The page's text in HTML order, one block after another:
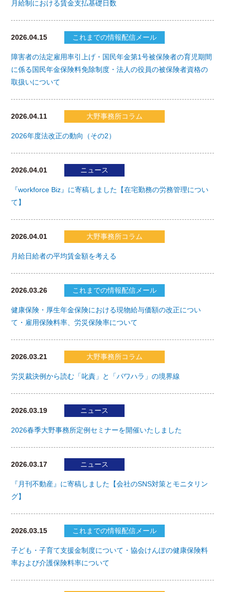
月給制における賃金支払基礎日数
2026.04.15 これまでの情報配信メール
障害者の法定雇用率引上げ・国民年金第1号被保険者の育児期間
に係る国民年金保険料免除制度・法人の役員の被保険者資格の
取扱いについて
2026.04.11 大野事務所コラム
2026年度法改正の動向（その2）
2026.04.01 ニュース
『workforce Biz』に寄稿しました【在宅勤務の労務管理につい
て】
2026.04.01 大野事務所コラム
月給日給者の平均賃金額を考える
2026.03.26 これまでの情報配信メール
健康保険・厚生年金保険における現物給与価額の改正につい
て・雇用保険料率、労災保険率について
2026.03.21 大野事務所コラム
労災裁決例から読む「叱責」と「パワハラ」の境界線
2026.03.19 ニュース
2026春季大野事務所定例セミナーを開催いたしました
2026.03.17 ニュース
『月刊不動産』に寄稿しました【会社のSNS対策とモニタリン
グ】
2026.03.15 これまでの情報配信メール
子ども・子育て支援金制度について・協会けんぽの健康保険料
率および介護保険料率について